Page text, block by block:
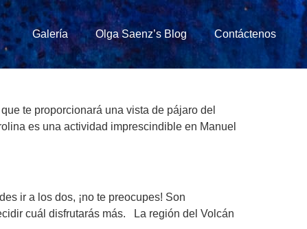
Galería Olga Saenz’s Blog Contáctenos
te proporcionará una vista de pájaro del
es una actividad imprescindible en Manuel
ir a los dos, ¡no te preocupes! Son
cuál disfrutarás más. La región del Volcán